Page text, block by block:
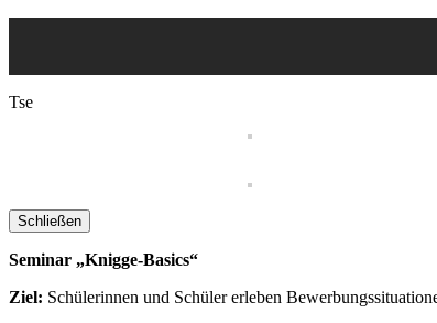
Tse
Schließen
Seminar „Knigge-Basics“
Ziel: Schülerinnen und Schüler erleben